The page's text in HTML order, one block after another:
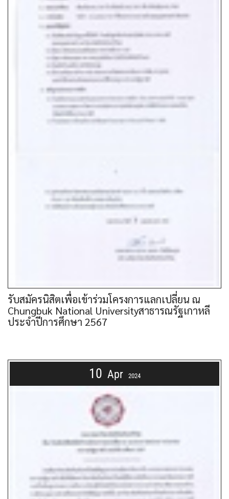
รับสมัครนิสิตเพื่อเข้าร่วมโครงการแลกเปลี่ยน ณ
Chungbuk National Universityสาธารณรัฐเกาหลี
ประจำปีการศึกษา 2567
10 Apr 2024